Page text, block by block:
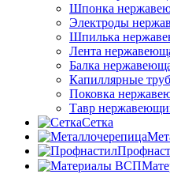
Шпонка
Электроды
Шпилька
Лента
Балка
Капиллярные
Поковка
Тавр
Сетка